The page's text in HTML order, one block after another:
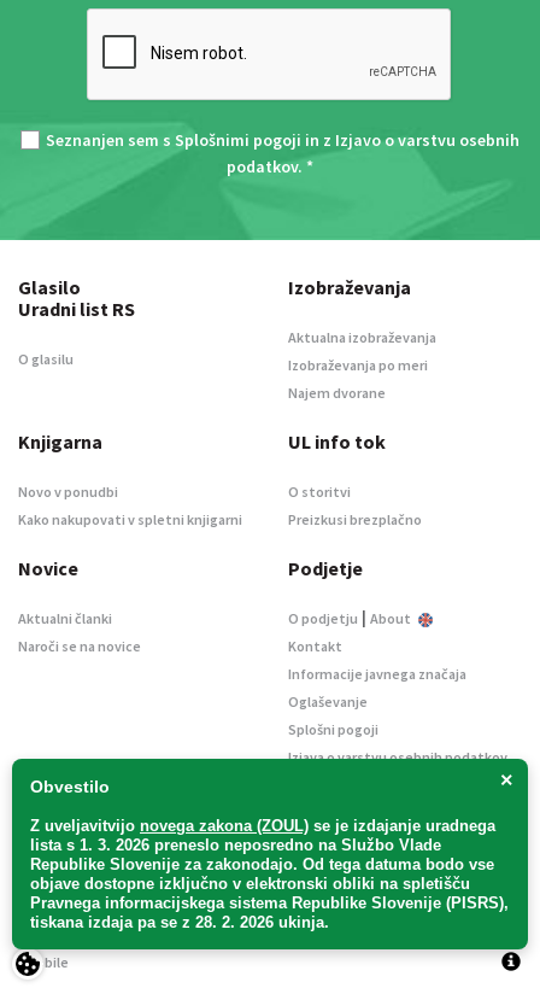
Seznanjen sem s Splošnimi pogoji in z Izjavo o varstvu osebnih
podatkov. *
×
Obvestilo
Z uveljavitvijo novega zakona (ZOUL) se je izdajanje uradnega
lista s 1. 3. 2026 preneslo neposredno na Službo Vlade
Republike Slovenije za zakonodajo. Od tega datuma bodo vse
objave dostopne izključno v elektronski obliki na spletišču
Pravnega informacijskega sistema Republike Slovenije (PISRS),
tiskana izdaja pa se z 28. 2. 2026 ukinja.
Glasilo
Uradni list RS
O glasilu
Izobraževanja
Aktualna izobraževanja
Izobraževanja po meri
Najem dvorane
Knjigarna
Novo v ponudbi
Kako nakupovati v spletni knjigarni
UL info tok
O storitvi
Preizkusi brezplačno
Novice
Aktualni članki
Naroči se na novice
Podjetje
O podjetju | About
Kontakt
Informacije javnega značaja
Oglaševanje
Splošni pogoji
Izjava o varstvu osebnih podatkov
Uradni list d. o. o. – v likvidaciji / Vse pravice pridržane.
2Mobile